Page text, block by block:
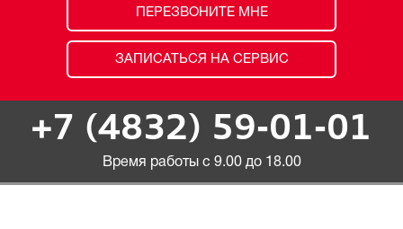
ПЕРЕЗВОНИТЕ МНЕ
ЗАПИСАТЬСЯ НА СЕРВИС
+7 (4832) 59-01-01
Время работы с 9.00 до 18.00